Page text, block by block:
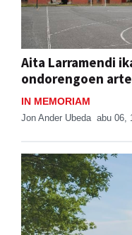
Aita Larramendi
ondorengoen
IN MEMORIAM
Jon Ander Ubeda abu 06,